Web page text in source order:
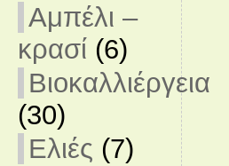
Αμπέλι –
κρασί (6)
Βιοκαλλιέργεια
(30)
Ελιές (7)